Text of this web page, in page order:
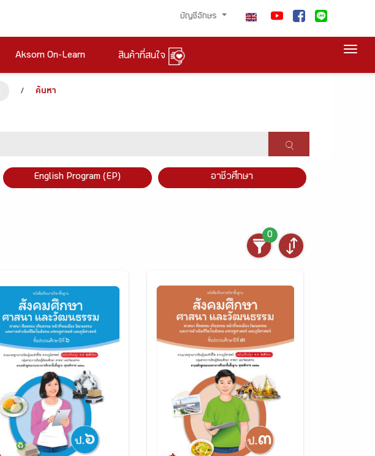
บัญชีอักษร
Aksorn On-Learn สินค้าที่สนใจ
/ ค้นหา
English Program (EP) อาชีวศึกษา
0